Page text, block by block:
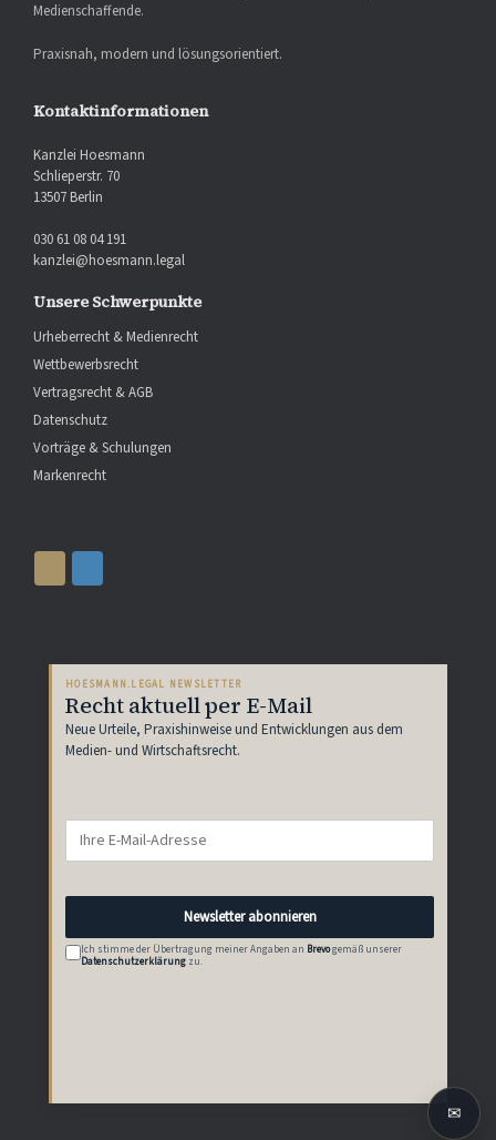
Medienschaffende.
Praxisnah, modern und lösungsorientiert.
Kontaktinformationen
Kanzlei Hoesmann
Schlieperstr. 70
13507 Berlin
030 61 08 04 191
kanzlei@hoesmann.legal
Unsere Schwerpunkte
Urheberrecht & Medienrecht
Wettbewerbsrecht
Vertragsrecht & AGB
Datenschutz
Vorträge & Schulungen
Markenrecht
HOESMANN.LEGAL NEWSLETTER
Recht aktuell per E-Mail
Neue Urteile, Praxishinweise und Entwicklungen aus dem
Medien- und Wirtschaftsrecht.
Newsletter abonnieren
Ich stimme der Übertragung meiner Angaben an Brevogemäß unserer
Datenschutzerklärung zu.
✉